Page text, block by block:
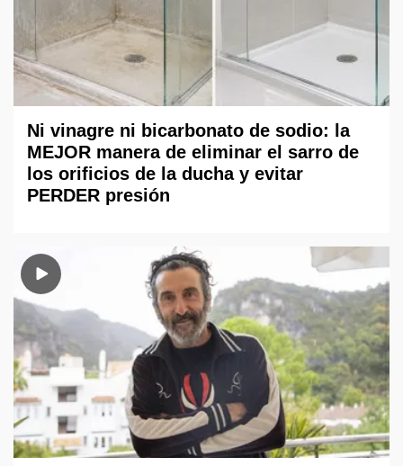
Ni vinagre ni bicarbonato de sodio: la
MEJOR manera de eliminar el sarro de
los orificios de la ducha y evitar
PERDER presión